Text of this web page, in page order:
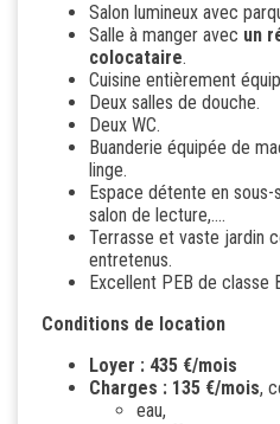
Salon lumineux avec
Salle à manger avec un
colocataire.
Cuisine entièrement
Deux salles de douche.
Deux WC.
Buanderie équipée de
linge.
Espace détente en
salon de lecture,....
Terrasse et vaste jardin
entretenus.
Excellent PEB de classe
Conditions de location
Loyer : 435 €/mois
Charges : 135 €/mois,
eau,